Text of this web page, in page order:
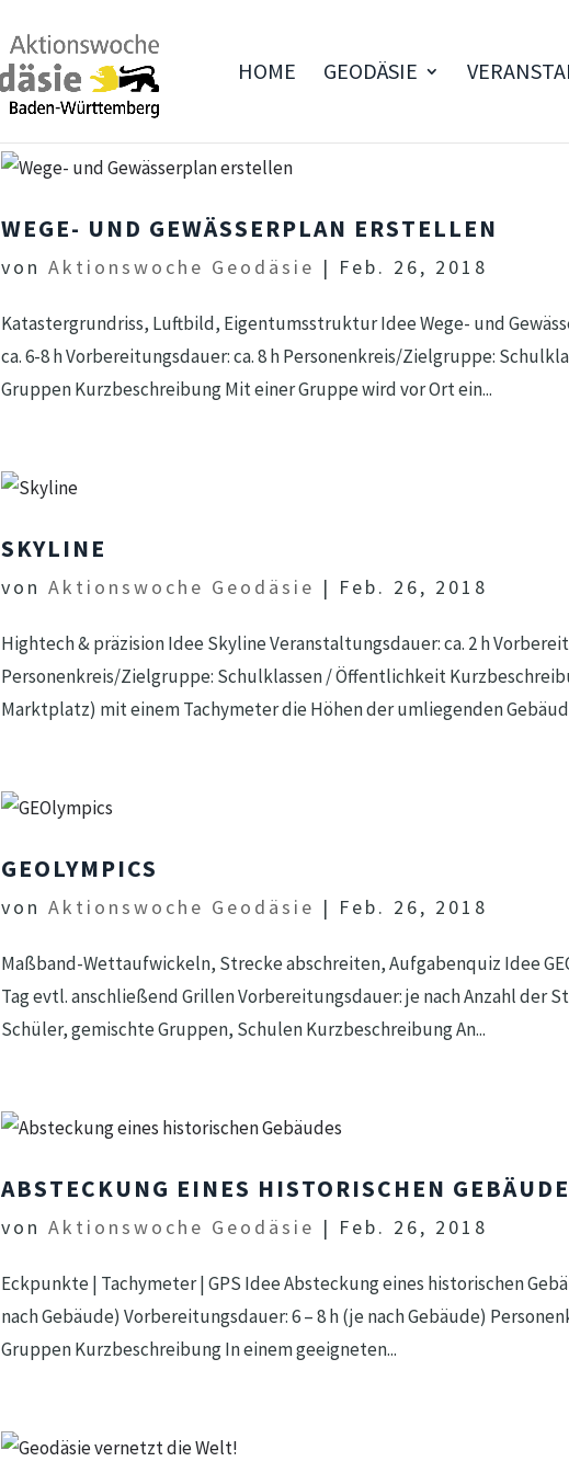
HOME GEODÄSIE
WEGE- UND GEWÄSSERPLAN ERSTELLEN
von Aktionswoche Geodäsie | Feb. 26, 2018
Katastergrundriss, Luftbild, Eigentumsstruktur Idee Wege- und
ca. 6-8 h Vorbereitungsdauer: ca. 8 h Personenkreis/Zielgruppe:
Gruppen Kurzbeschreibung Mit einer Gruppe wird vor Ort ein...
SKYLINE
von Aktionswoche Geodäsie | Feb. 26, 2018
Hightech & präzision Idee Skyline Veranstaltungsdauer: ca. 2 h
Personenkreis/Zielgruppe: Schulklassen / Öffentlichkeit
Marktplatz) mit einem Tachymeter die Höhen der umliegenden
GEOLYMPICS
von Aktionswoche Geodäsie | Feb. 26, 2018
Maßband-Wettaufwickeln, Strecke abschreiten, Aufgabenquiz Idee
Tag evtl. anschließend Grillen Vorbereitungsdauer: je nach Anzahl der
Schüler, gemischte Gruppen, Schulen Kurzbeschreibung An...
ABSTECKUNG EINES HISTORISCHEN
von Aktionswoche Geodäsie | Feb. 26, 2018
Eckpunkte | Tachymeter | GPS Idee Absteckung eines historischen
nach Gebäude) Vorbereitungsdauer: 6 – 8 h (je nach Gebäude)
Gruppen Kurzbeschreibung In einem geeigneten...